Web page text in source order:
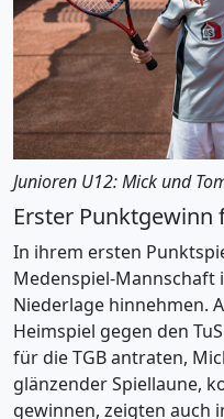
Junioren U12: Mick und
Erster Punktgewinn
In ihrem ersten
Medenspiel-Mannschaft
Niederlage hinnehmen.
Heimspiel gegen den
für die TGB antraten,
glänzender Spiellaune,
gewinnen, zeigten auch